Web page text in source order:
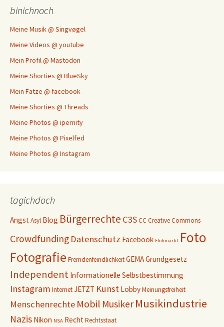
binichnoch
Meine Musik @ Singvøgel
Meine Videos @ youtube
Mein Profil @ Mastodon
Meine Shorties @ BlueSky
Mein Fatze @ facebook
Meine Shorties @ Threads
Meine Photos @ ipernity
Meine Photos @ Pixelfed
Meine Photos @ Instagram
tagichdoch
Angst Asyl Blog Bürgerrechte C3SCC Creative Commons
Crowdfunding Datenschutz Facebook Flohmarkt Foto
Fotografie FremdenfeindlichkeitGEMAGrundgesetz
Independent Informationelle Selbstbestimmung
Instagram InternetJETZT Kunst LobbyMeinungsfreiheit
Menschenrechte Mobil Musiker Musikindustrie
Nazis Nikon NSA Recht Rechtsstaat